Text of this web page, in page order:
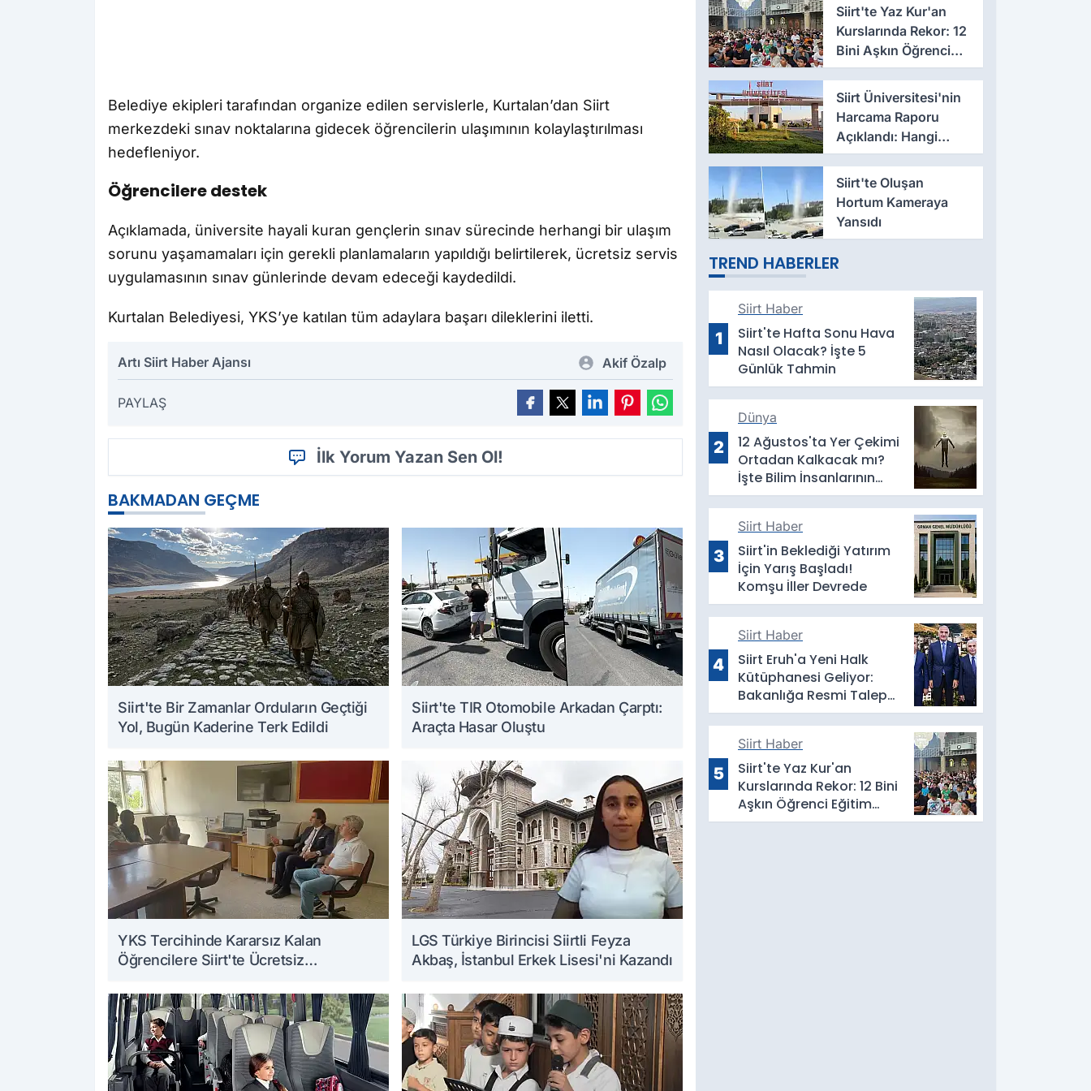
Belediye ekipleri tarafından organize edilen servislerle, Kurtalan’dan Siirt
merkezdeki sınav noktalarına gidecek öğrencilerin ulaşımının kolaylaştırılması
hedefleniyor.
Öğrencilere destek
Açıklamada, üniversite hayali kuran gençlerin sınav sürecinde herhangi bir ulaşım
sorunu yaşamamaları için gerekli planlamaların yapıldığı belirtilerek, ücretsiz servis
uygulamasının sınav günlerinde devam edeceği kaydedildi.
Kurtalan Belediyesi, YKS’ye katılan tüm adaylara başarı dileklerini iletti.
Artı Siirt Haber Ajansı Akif Özalp
PAYLAŞ
İlk Yorum Yazan Sen Ol!
BAKMADAN GEÇME
Siirt'te Bir Zamanlar Orduların Geçtiği
Yol, Bugün Kaderine Terk Edildi
Siirt'te TIR Otomobile Arkadan Çarptı:
Araçta Hasar Oluştu
YKS Tercihinde Kararsız Kalan
Öğrencilere Siirt'te Ücretsiz
LGS Türkiye Birincisi Siirtli Feyza
Akbaş, İstanbul Erkek Lisesi'ni Kazandı
Siirt'te Yaz Kur'an
Kurslarında Rekor: 12
Bini Aşkın Öğrenci
Eğitim Alıyor
Siirt Üniversitesi'nin
Harcama Raporu
Açıklandı: Hangi
Fakülte Ne Kadar
Harcadı Belli Oldu
Siirt'te Oluşan
Hortum Kameraya
Yansıdı
TREND HABERLER
1
Siirt Haber
Siirt'te Hafta Sonu Hava
Nasıl Olacak? İşte 5
Günlük Tahmin
2
Dünya
12 Ağustos'ta Yer Çekimi
Ortadan Kalkacak mı?
İşte Bilim İnsanlarının
Yanıtı
3
Siirt Haber
Siirt'in Beklediği Yatırım
İçin Yarış Başladı!
Komşu İller Devrede
4
Siirt Haber
Siirt Eruh'a Yeni Halk
Kütüphanesi Geliyor:
Bakanlığa Resmi Talep
İletildi
5
Siirt Haber
Siirt'te Yaz Kur'an
Kurslarında Rekor: 12 Bini
Aşkın Öğrenci Eğitim
Alıyor